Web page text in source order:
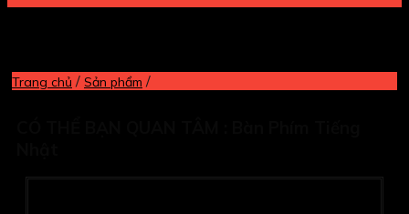
Trang chủ / Sản phẩm /